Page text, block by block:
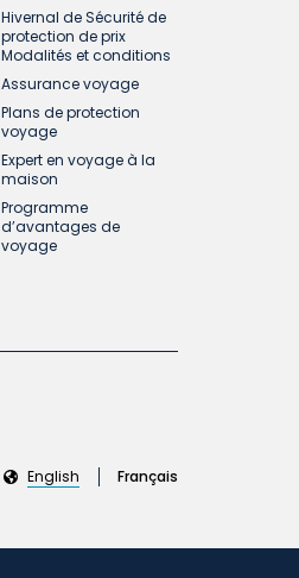
Hivernal de Sécurité de
protection de prix
Modalités et conditions
Assurance voyage
Plans de protection
voyage
Expert en voyage à la
maison
Programme
d’avantages de
voyage
English Français